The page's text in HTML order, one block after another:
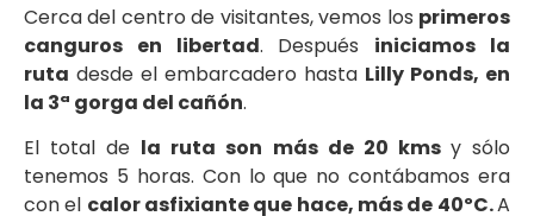
Cerca del centro de visitantes, vemos los primeros
canguros en libertad. Después iniciamos la
ruta desde el embarcadero hasta Lilly Ponds, en
la 3ª gorga del cañón.
El total de la ruta son más de 20 kms y sólo
tenemos 5 horas. Con lo que no contábamos era
con el calor asfixiante que hace, más de 40ºC.A